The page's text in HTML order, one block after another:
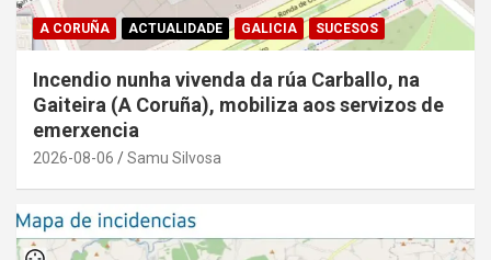
A CORUÑA ACTUALIDADE GALICIA SUCESOS
Incendio nunha vivenda da rúa Carballo, na
Gaiteira (A Coruña), mobiliza aos servizos de
emerxencia
2026-08-06 Samu Silvosa